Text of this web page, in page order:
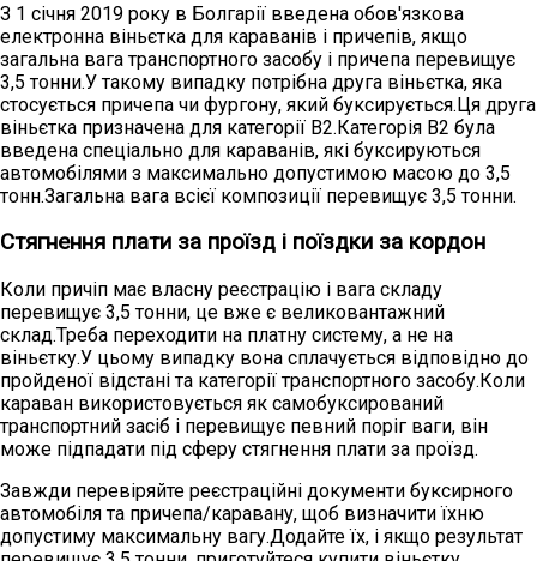
З 1 січня 2019 року в Болгарії введена обов'язкова
електронна віньєтка для караванів і причепів, якщо
загальна вага транспортного засобу і причепа перевищує
3,5 тонни.У такому випадку потрібна друга віньєтка, яка
стосується причепа чи фургону, який буксирується.Ця друга
віньєтка призначена для категорії B2.Категорія B2 була
введена спеціально для караванів, які буксируються
автомобілями з максимально допустимою масою до 3,5
тонн.Загальна вага всієї композиції перевищує 3,5 тонни.
Стягнення плати за проїзд і поїздки за кордон
Коли причіп має власну реєстрацію і вага складу
перевищує 3,5 тонни, це вже є великовантажний
склад.Треба переходити на платну систему, а не на
віньєтку.У цьому випадку вона сплачується відповідно до
пройденої відстані та категорії транспортного засобу.Коли
караван використовується як самобуксирований
транспортний засіб і перевищує певний поріг ваги, він
може підпадати під сферу стягнення плати за проїзд.
Завжди перевіряйте реєстраційні документи буксирного
автомобіля та причепа/каравану, щоб визначити їхню
допустиму максимальну вагу.Додайте їх, і якщо результат